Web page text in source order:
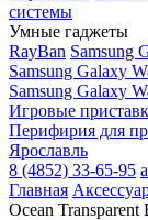
системы
Умные гаджеты
RayBan Samsung
Samsung Galaxy
Samsung Galaxy
Игровые
Перифирия для
Ярославль
8 (4852) 33-65-95
Главная
Ocean